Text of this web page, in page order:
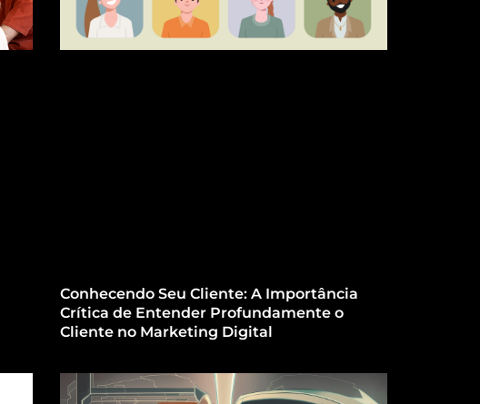
Conhecendo Seu Cliente: A Importância
Crítica de Entender Profundamente o
Cliente no Marketing Digital